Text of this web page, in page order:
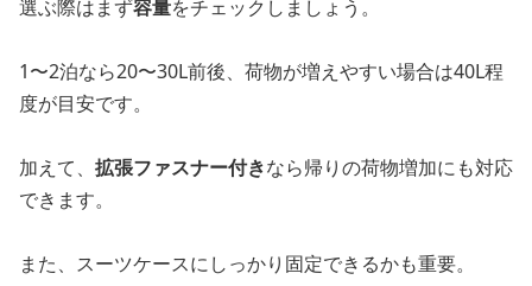
選ぶ際はまず容量をチェックしましょう。
1〜2泊なら20〜30L前後、荷物が増えやすい場合は40L程
度が目安です。
加えて、 拡張ファスナー付きなら帰りの荷物増加にも対応
できます。
また、スーツケースにしっかり固定できるかも重要。